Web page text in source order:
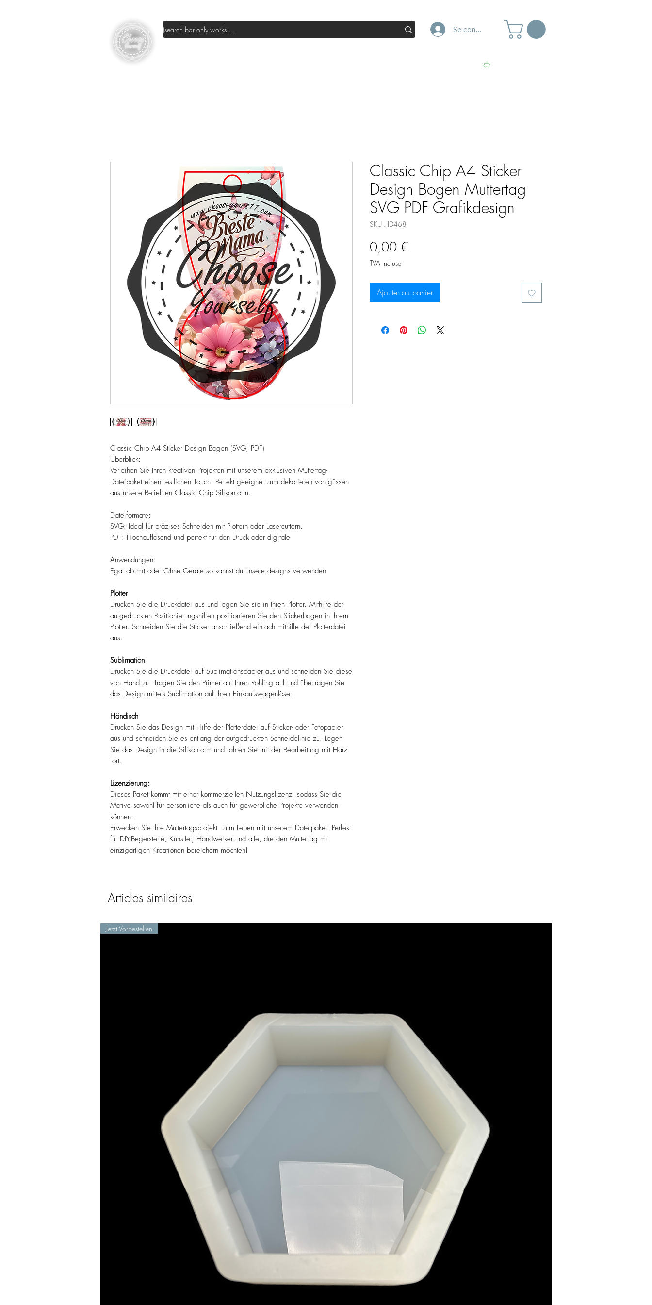
Se connecter
Ateliers
Classic Chip A4 Sticker Design Bogen (SVG, PDF)
Überblick:
Verleihen Sie Ihren kreativen Projekten mit unserem exklusiven Muttertag-
Dateipaket einen festlichen Touch! Perfekt geeignet zum dekorieren von güssen
aus unsere Beliebten Classic Chip Silikonform.
Dateiformate:
SVG: Ideal für präzises Schneiden mit Plottern oder Lasercuttern.
PDF: Hochauflösend und perfekt für den Druck oder digitale
Anwendungen:
Egal ob mit oder Ohne Geräte so kannst du unsere designs verwenden
Plotter
Drucken Sie die Druckdatei aus und legen Sie sie in Ihren Plotter. Mithilfe der
aufgedruckten Positionierungshilfen positionieren Sie den Stickerbogen in Ihrem
Plotter. Schneiden Sie die Sticker anschließend einfach mithilfe der Plotterdatei
aus.
Sublimation
Drucken Sie die Druckdatei auf Sublimationspapier aus und schneiden Sie diese
von Hand zu. Tragen Sie den Primer auf Ihren Rohling auf und übertragen Sie
das Design mittels Sublimation auf Ihren Einkaufswagenlöser.
Händisch
Drucken Sie das Design mit Hilfe der Plotterdatei auf Sticker- oder Fotopapier
aus und schneiden Sie es entlang der aufgedruckten Schneidelinie zu. Legen
Sie das Design in die Silikonform und fahren Sie mit der Bearbeitung mit Harz
fort.
Lizenzierung:
Dieses Paket kommt mit einer kommerziellen Nutzungslizenz, sodass Sie die
Motive sowohl für persönliche als auch für gewerbliche Projekte verwenden
können.
Erwecken Sie Ihre Muttertagsprojekt zum Leben mit unserem Dateipaket. Perfekt
für DIY-Begeisterte, Künstler, Handwerker und alle, die den Muttertag mit
einzigartigen Kreationen bereichern möchten!
Classic Chip A4 Sticker
Design Bogen Muttertag
SVG PDF Grafikdesign
SKU : ID468
0,00 €
TVA Incluse
Ajouter au panier
Articles similaires
Jetzt Vorbestellen